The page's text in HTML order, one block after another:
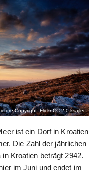
Copyright: Flickr CC 2.0ksajler
ist ein Dorf in Kroatien
Die Zahl der jährlichen
Kroatien beträgt 2942.
im Juni und endet im